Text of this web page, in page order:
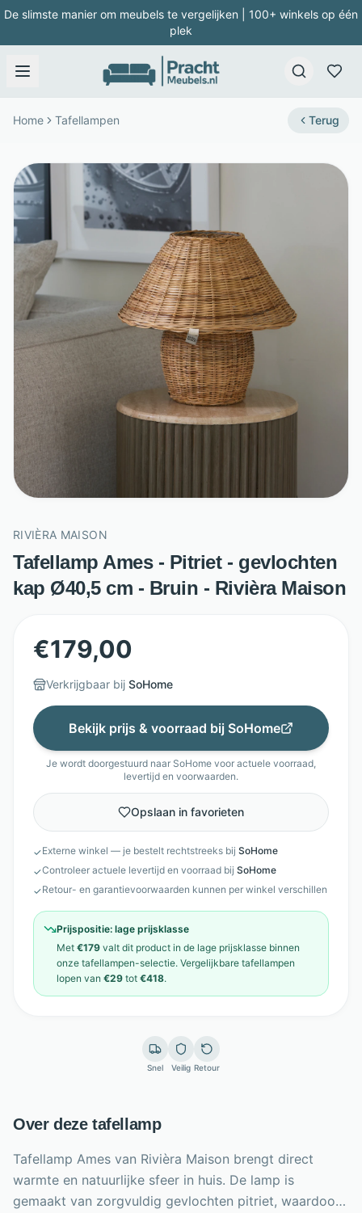
De slimste manier om meubels te vergelijken | 100+ winkels op één
plek
Home Tafellampen Terug
RIVIÈRA MAISON
Tafellamp Ames - Pitriet - gevlochten
kap Ø40,5 cm - Bruin - Rivièra Maison
€179,00
Verkrijgbaar bij SoHome
Bekijk prijs & voorraad bij SoHome
Je wordt doorgestuurd naar SoHome voor actuele voorraad,
levertijd en voorwaarden.
Opslaan in favorieten
✓Externe winkel — je bestelt rechtstreeks bij SoHome
✓Controleer actuele levertijd en voorraad bij SoHome
✓Retour- en garantievoorwaarden kunnen per winkel verschillen
Prijspositie: lage prijsklasse
Met €179 valt dit product in de lage prijsklasse binnen
onze tafellampen-selectie. Vergelijkbare tafellampen
lopen van €29 tot €418.
Snel Veilig Retour
Over deze tafellamp
Tafellamp Ames van Rivièra Maison brengt direct
warmte en natuurlijke sfeer in huis. De lamp is
gemaakt van zorgvuldig gevlochten pitriet, waardoor